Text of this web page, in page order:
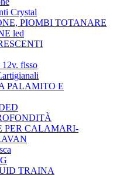
Crystal
PIOMBI TOTANARE
led
fisso
PALAMITO E
PER CALAMARI-
TRAINA